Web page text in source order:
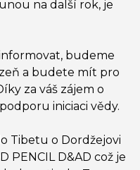
na další rok, je
budeme
a budete mít pro
za váš zájem o
iniciaci vědy.
Tibetu o Dordžejovi
PENCIL D&AD což je